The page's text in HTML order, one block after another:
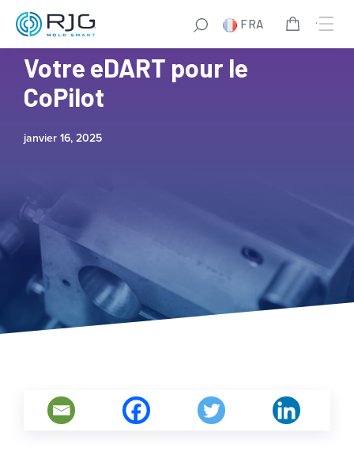
FRA
10 Raisons de Mettre à Jour
Votre eDART pour le
CoPilot
janvier 16, 2025